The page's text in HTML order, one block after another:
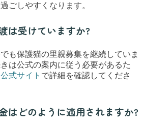
ごしやすくなります。
は受けていますか?
も保護猫の里親募集を継続していま
は公式の案内に従う必要があるた
公式サイト で詳細を確認してくださ
はどのように適用されますか?